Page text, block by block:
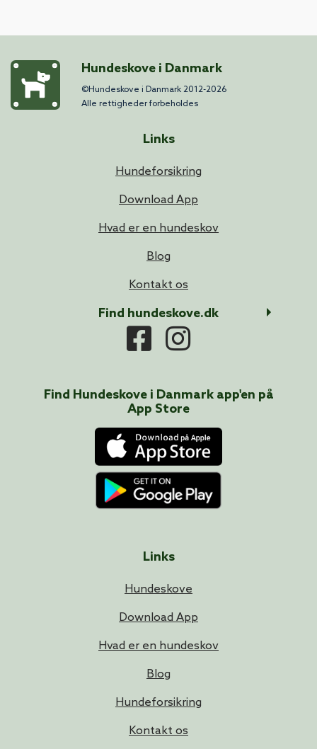
Hundeskove i Danmark
©Hundeskove i Danmark 2012-2026
Alle rettigheder forbeholdes
Links
Hundeskove
Download App
Hvad er en hundeskov
Blog
Hundeforsikring
Kontakt os
Links
Hundeforsikring
Download App
Hvad er en hundeskov
Blog
Kontakt os
Find hundeskove.dk
Find Hundeskove i Danmark app'en på
App Store